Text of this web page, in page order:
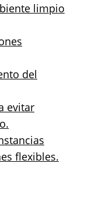
limpio
del
evitar
flexibles.